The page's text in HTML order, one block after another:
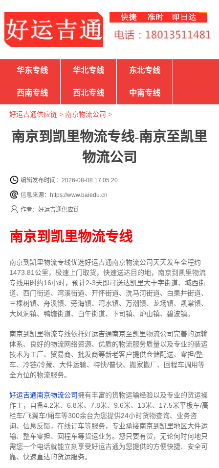
华东专线 华北专线 东北专线
西南专线 西北专线 中南专线
好运吉通供应链> 南京物流公司 >
南京到凯里物流专线-南京至凯里
物流公司
编辑发布时间：2026-08-08 17:05:20
信息来源：https://www.baiedu.cn
作者：好运吉通供应链
南京到凯里物流专线
南京到凯里物流专线优选好运吉通南京物流公司天天发车全程约
1473.81公里， 极速上门取货，快速送达目的地，南京到凯里物流
专线用时约16小时，预计2-3天即可送达凯里大十字街道、城西街
道、西门街道、湾溪街道、开怀街道、洗马河街道、白果井街道、
三棵树镇、舟溪镇、旁海镇、湾水镇、万潮镇、龙场镇、凯棠镇、
大风洞镇、鸭塘街道、白午街道、下司镇、炉山镇、碧波镇。
南京到凯里物流专线依托好运吉通南京至凯里物流公司完善的运输
体系、良好的物流网络资源、优质的物流服务质量以及专业的装运
技术为工厂、贸易商、批发商等新老客户提供仓储配送、零担/整
车、冷链/冷藏、大件运输、特快/普快、搬家搬厂、回程车调用等
全方位的物流服务。
好运吉通南京物流公司拥有丰富的货物运输经验以及专业的货运操
作工，自备4.2米、6.8米、7.8米、9.6米、13米、17.5米平板车/高
栏车/飞翼车/厢车等300余台为您提供24小时货物查询、业务咨
询、信息反馈，在线订车等服务， 专业承接南京到凯里地区大件运
输、整车零担、回程车等货运业务。 您只要有货，无论何时何地只
需您一个电话就能立刻享受好运吉通为您提供的方便快捷、安全可
靠、快速直达的货运服务。